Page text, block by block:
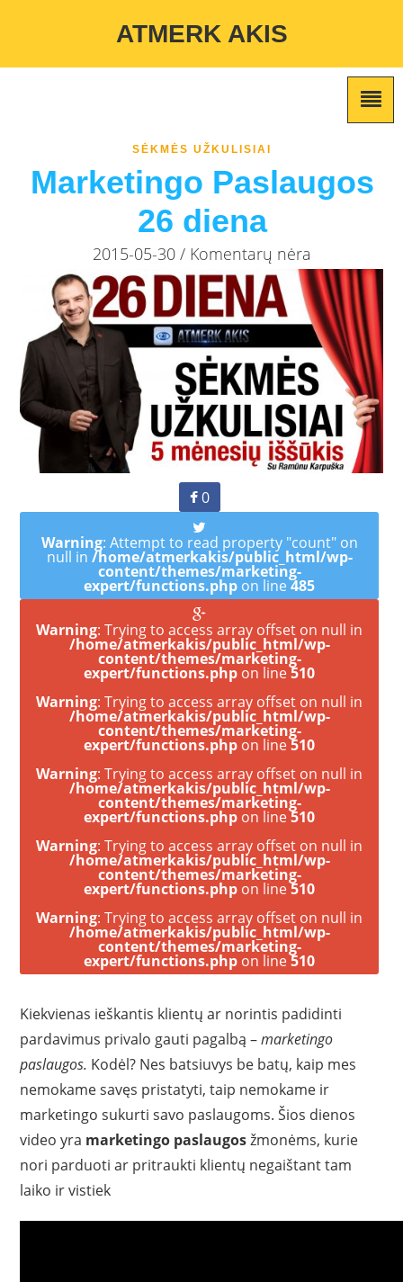
/home/atmerkakis/public_html/wp-content/themes/marketing-
ATMERK AKIS
SĖKMĖS UŽKULISIAI
Marketingo Paslaugos
26 diena
2015-05-30 / Komentarų nėra
0
Warning: Attempt to read property "count" on
null in /home/atmerkakis/public_html/wp-
content/themes/marketing-
expert/functions.php on line485
Warning: Trying to access array offset on null in
/home/atmerkakis/public_html/wp-
content/themes/marketing-
expert/functions.php on line510
Warning: Trying to access array offset on null in
/home/atmerkakis/public_html/wp-
content/themes/marketing-
expert/functions.php on line510
Warning: Trying to access array offset on null in
/home/atmerkakis/public_html/wp-
content/themes/marketing-
expert/functions.php on line510
Warning: Trying to access array offset on null in
/home/atmerkakis/public_html/wp-
content/themes/marketing-
expert/functions.php on line510
Warning: Trying to access array offset on null in
/home/atmerkakis/public_html/wp-
content/themes/marketing-
expert/functions.php on line510
Kiekvienas ieškantis klientų ar norintis padidinti
pardavimus privalo gauti pagalbą –marketingo
paslaugos. Kodėl? Nes batsiuvys be batų, kaip mes
nemokame savęs pristatyti, taip nemokame ir
marketingo sukurti savo paslaugoms. Šios dienos
video yra marketingo paslaugosžmonėms, kurie
nori parduoti ar pritraukti klientų negaištant tam
laiko ir vistiek